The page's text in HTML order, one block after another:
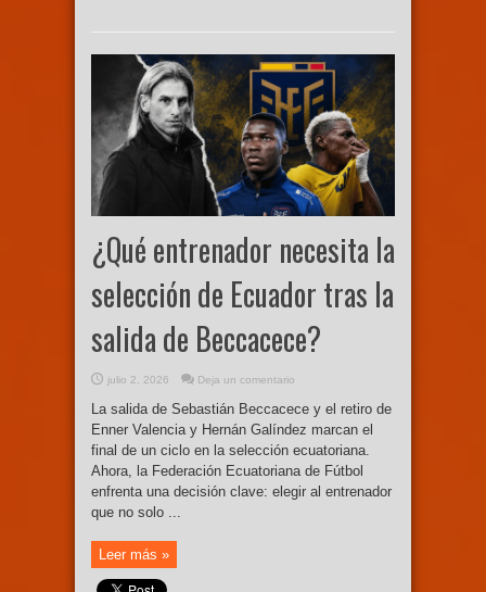
¿Qué entrenador necesita la
selección de Ecuador tras la
salida de Beccacece?
julio 2, 2026 Deja un comentario
La salida de Sebastián Beccacece y el retiro de
Enner Valencia y Hernán Galíndez marcan el
final de un ciclo en la selección ecuatoriana.
Ahora, la Federación Ecuatoriana de Fútbol
enfrenta una decisión clave: elegir al entrenador
que no solo ...
Leer más »